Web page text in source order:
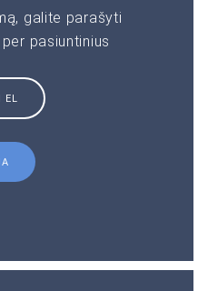
galite parašyti
pasiuntinius
EL